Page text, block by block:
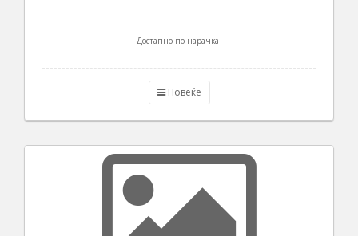
Достапно по нарачка
Повеќе